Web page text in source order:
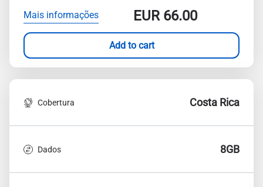
Mais informações EUR66.00
Add to cart
Cobertura Costa Rica
Dados 8GB